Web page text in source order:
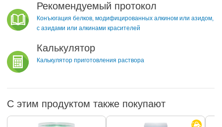
Рекомендуемый протокол
Конъюгация белков, модифицированных алкином или азидом,
с азидами или алкинами красителей
Калькулятор
Калькулятор приготовления раствора
С этим продуктом также покупают